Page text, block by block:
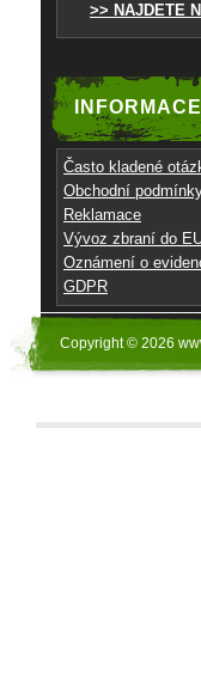
>> NAJDETE
INFORMACE
Často kladené
Obchodní
Reklamace
Vývoz zbraní do
Oznámení o
GDPR
Copyright © 2026